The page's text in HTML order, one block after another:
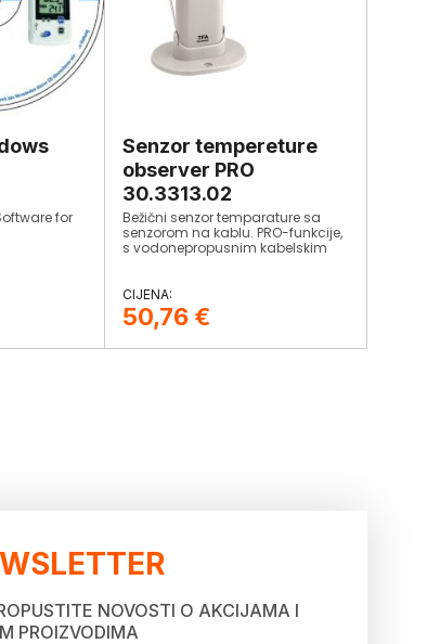
for
Senzor tempereture
observer PRO
30.3313.02
Bežični senzor temparature sa
senzorom na kablu. PRO-funkcije,
s vodonepropusnim kabelskim
50,76 €
NOVOSTI O AKCIJAMA I
PROIZVODIMA